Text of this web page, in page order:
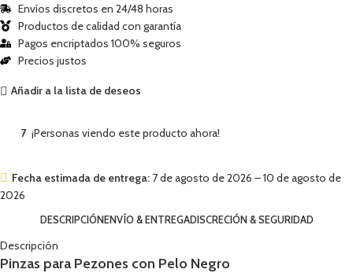
Envíos discretos en 24/48 horas
Productos de calidad con garantía
Pagos encriptados 100% seguros
Precios justos
Añadir a la lista de deseos
7 ¡Personas viendo este producto ahora!
Fecha estimada de entrega: 7 de agosto de 2026 – 10 de agosto de
2026
DESCRIPCIÓNENVÍO & ENTREGADISCRECIÓN & SEGURIDAD
Descripción
Pinzas para Pezones con Pelo Negro